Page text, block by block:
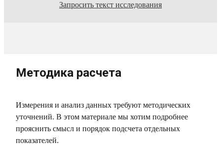
Запросить текст исследования
Методика расчета
Измерения и анализ данных требуют методических
уточнений. В этом материале мы хотим подробнее
прояснить смысл и порядок подсчета отдельных
показателей.